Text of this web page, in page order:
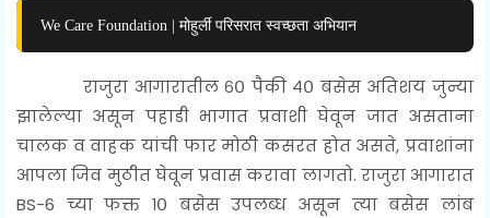
We Care Foundation | मोहुर्ली परिसरात स्वच्छता अभियान
राजुरा आगारातील ६० पैकी ४० बसेस अतिशय जुन्या
झालेल्या असून पहाडी भागात प्रवाशी घेवून जात असताना
चालक व वाहक यांची फार मोठी कसरत होत असते, प्रवाशांना
आपला जिव मुठीत घेवून प्रवास करावा लागतो. राजुरा आगारात
BS-6 च्या फक्त १० बसेस उपलब्ध असून त्या बसेस लांब